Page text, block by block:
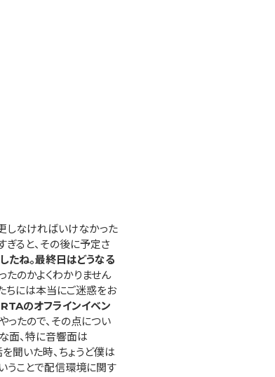
しなければいけなかった
ると、その後に予定さ
たね。最終日はどうなる
のかよくわかりません
ちには本当にご迷惑をお
のオフラインイベン
たので、その点につい
面、特に音響面は
聞いた時、ちょうど僕は
うことで配信環境に関す